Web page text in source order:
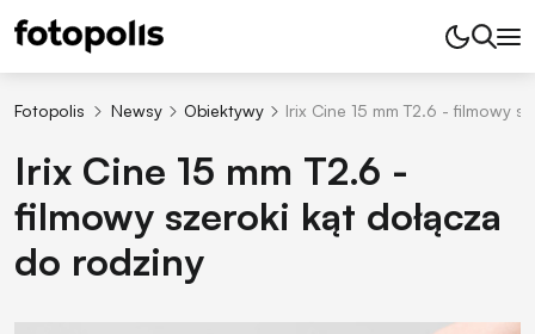
Fotopolis Newsy Obiektywy Irix Cine 15 mm T2.6 - filmowy
Irix Cine 15 mm T2.6 -
filmowy szeroki kąt dołącza
do rodziny